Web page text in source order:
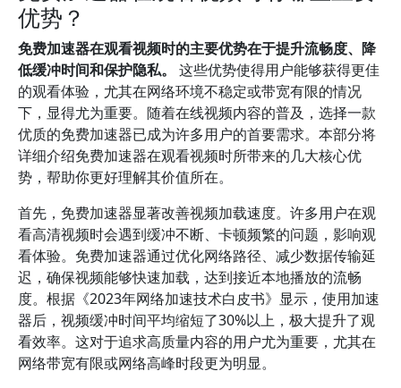
优势？
免费加速器在观看视频时的主要优势在于提升流畅度、降
低缓冲时间和保护隐私。
这些优势使得用户能够获得更佳
的观看体验，尤其在网络环境不稳定或带宽有限的情况
下，显得尤为重要。随着在线视频内容的普及，选择一款
优质的免费加速器已成为许多用户的首要需求。本部分将
详细介绍免费加速器在观看视频时所带来的几大核心优
势，帮助你更好理解其价值所在。
首先，免费加速器显著改善视频加载速度。许多用户在观
看高清视频时会遇到缓冲不断、卡顿频繁的问题，影响观
看体验。免费加速器通过优化网络路径、减少数据传输延
迟，确保视频能够快速加载，达到接近本地播放的流畅
度。根据《2023年网络加速技术白皮书》显示，使用加速
器后，视频缓冲时间平均缩短了30%以上，极大提升了观
看效率。这对于追求高质量内容的用户尤为重要，尤其在
网络带宽有限或网络高峰时段更为明显。